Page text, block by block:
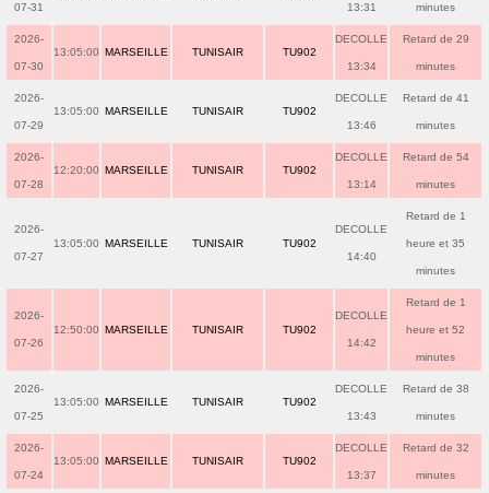
07-31 13:31 minutes
2026-
07-30
13:05:00 MARSEILLE TUNISAIR TU902
DECOLLE
13:34
Retard de 29
minutes
2026-
07-29
13:05:00 MARSEILLE TUNISAIR TU902
DECOLLE
13:46
Retard de 41
minutes
2026-
07-28
12:20:00 MARSEILLE TUNISAIR TU902
DECOLLE
13:14
Retard de 54
minutes
2026-
07-27
13:05:00 MARSEILLE TUNISAIR TU902
DECOLLE
14:40
Retard de 1
heure et 35
minutes
2026-
07-26
12:50:00 MARSEILLE TUNISAIR TU902
DECOLLE
14:42
Retard de 1
heure et 52
minutes
2026-
07-25
13:05:00 MARSEILLE TUNISAIR TU902
DECOLLE
13:43
Retard de 38
minutes
2026-
07-24
13:05:00 MARSEILLE TUNISAIR TU902
DECOLLE
13:37
Retard de 32
minutes